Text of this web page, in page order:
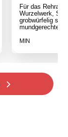
Für das
Wurzelwerk,
grobwürfelig
mundgerechte
MIN